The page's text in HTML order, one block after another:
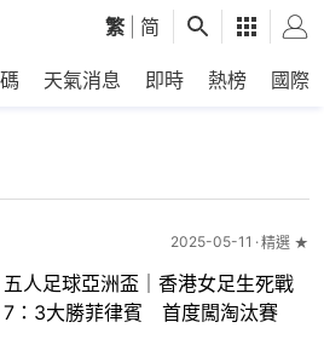
繁 简
天氣消息 即時 熱榜 國際
2025-05-11 精選 ★
五人足球亞洲盃｜香港女足生死戰
7：3大勝菲律賓 首度闖淘汰賽